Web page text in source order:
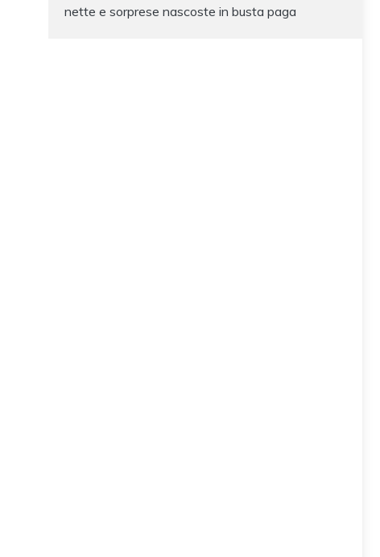
nette e sorprese nascoste in busta paga